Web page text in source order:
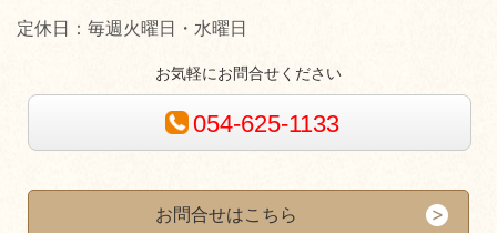
定休日：毎週火曜日・水曜日
お気軽にお問合せください
054-625-1133
お問合せはこちら